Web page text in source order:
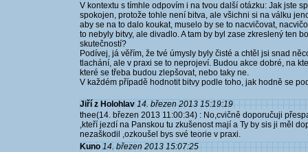
V kontextu s tímhle odpovím i na tvou další otázku: Jak jste
spokojen, protože tohle není bitva, ale všichni si na válku
aby se na to dalo koukat, muselo by se to nacvičovat,
to nebyly bitvy, ale divadlo. A tam by byl zase zkreslený ten
skutečností?
Podívej, já věřím, že tvé úmysly byly čisté a chtěl jsi snad
tlachání, ale v praxi se to neprojeví. Budou akce dobré, na
které se třeba budou zlepšovat, nebo taky ne.
V každém případě hodnotit bitvy podle toho, jak hodně se
Jiří z Holohlav 14. březen 2013 15:19:19
thee(14. březen 2013 11:00:34) : No,cvičně doporučuji
,kteří jezdí na Panskou tu zkušenost mají a Ty by sis ji měl
nezaškodil ,ozkoušel bys své teorie v praxi.
Kuno 14. březen 2013 15:07:25